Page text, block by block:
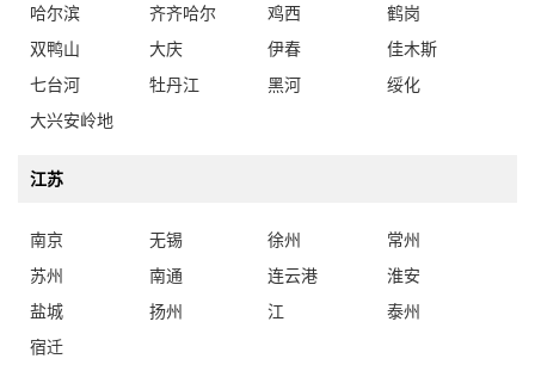
哈尔滨 齐齐哈尔 鸡西
鹤岗
双鸭山
大庆 伊春
佳木斯
七台河
牡丹江 黑河
绥化
大兴安岭地
江苏
南京 无锡 徐州
常州
苏州
南通 连云港
淮安
盐城
扬州 江
泰州
宿迁